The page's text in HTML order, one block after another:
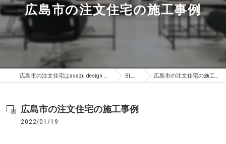
広島市の注文住宅の施工事例
広島市の注文住宅はasazu design office BLOG 広島市の注文住宅の施工事例
広島市の注文住宅の施工事例
2022/01/19